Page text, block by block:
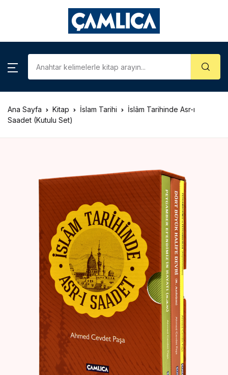
Kategoriler
KATEGORİLER
Araştırma – İnceleme
Çizgi Roman
Gezi – Rehber
Coğrafya
Kaynak Eserler
Osmanlı Tarihi
Proje – Araştırma
Selçuklu Tarihi
Seyahatname
Account
Password *
Sign In
Create Account
Ana Sayfa Kitap İslam Tarihi
İslâm Tarihinde Asr-ı
Saadet (Kutulu Set)